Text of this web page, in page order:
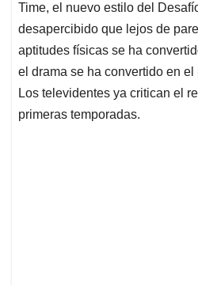
Time, el nuevo estilo del
desapercibido que lejos de
aptitudes físicas se ha
el drama se ha convertido en
Los televidentes ya critican el
primeras temporadas.